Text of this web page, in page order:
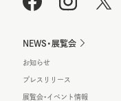
NEWS・展覧会
お知らせ
プレスリリース
展覧会・イベント情報